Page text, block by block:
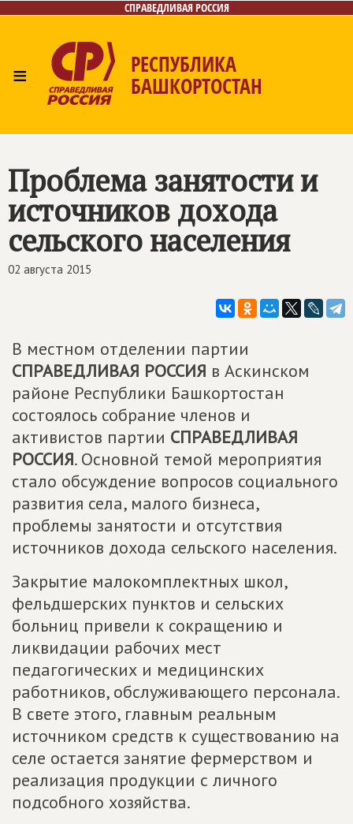
СПРАВЕДЛИВАЯ РОССИЯ
≡ РЕСПУБЛИКА
БАШКОРТОСТАН
Проблема занятости и
источников дохода
сельского населения
02 августа 2015
В местном отделении партии
СПРАВЕДЛИВАЯ РОССИЯ в Аскинском
районе Республики Башкортостан
состоялось собрание членов и
активистов партии СПРАВЕДЛИВАЯ
РОССИЯ. Основной темой мероприятия
стало обсуждение вопросов социального
развития села, малого бизнеса,
проблемы занятости и отсутствия
источников дохода сельского населения.
Закрытие малокомплектных школ,
фельдшерских пунктов и сельских
больниц привели к сокращению и
ликвидации рабочих мест
педагогических и медицинских
работников, обслуживающего персонала.
В свете этого, главным реальным
источником средств к существованию на
селе остается занятие фермерством и
реализация продукции с личного
подсобного хозяйства.